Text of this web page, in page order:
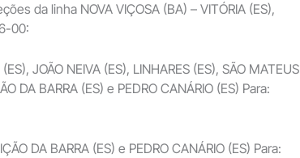
da linha NOVA VIÇOSA (BA) – VITÓRIA (ES),
00:
JOÃO NEIVA (ES), LINHARES (ES), SÃO MATEUS
DA BARRA (ES) e PEDRO CANÁRIO (ES) Para:
DA BARRA (ES) e PEDRO CANÁRIO (ES) Para: